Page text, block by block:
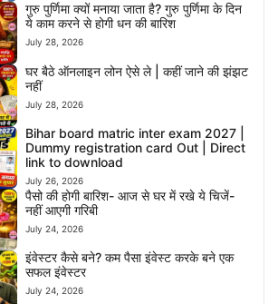
गुरु पुर्णिमा क्यों मनाया जाता है? गुरु पुर्णिमा के दिन
ये काम करने से होगी धन की बारिश
July 28, 2026
घर बैठे ऑनलाइन लोन ऐसे ले | कहीं जाने की झंझट
नहीं
July 28, 2026
Bihar board matric inter exam 2027 |
Dummy registration card Out | Direct
link to download
July 26, 2026
पैसो की होगी बारिश- आज से घर में रखे ये चिजें-
नहीं आएगी गरिबी
July 24, 2026
इंवेस्टर कैसे बने? कम पैसा इंवेस्ट करके बने एक
सफल इंवेस्टर
July 24, 2026